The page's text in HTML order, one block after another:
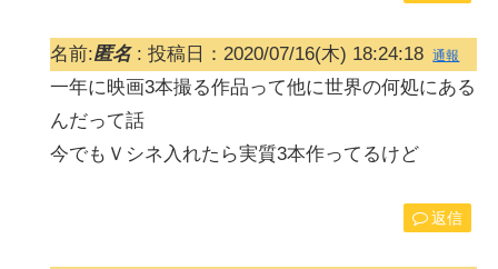
名前:匿名: 投稿日：2020/07/16(木) 18:24:18 通報
一年に映画3本撮る作品って他に世界の何処にある
んだって話
今でもＶシネ入れたら実質3本作ってるけど
返信